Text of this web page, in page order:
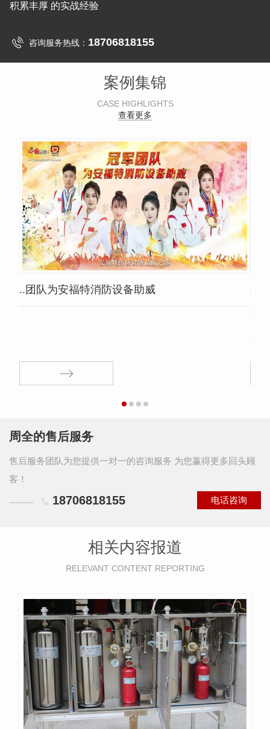
积累丰厚 的实战经验
咨询服务热线： 18706818155
案例集锦
CASE HIGHLIGHTS
查看更多
..团队为安福特消防设备助威 航
西安
售，
服务
周全的售后服务
售后服务团队为您提供一对一的咨询服务 为您赢得更多回头顾
客！
18706818155 电话咨询
相关内容报道
RELEVANT CONTENT REPORTING